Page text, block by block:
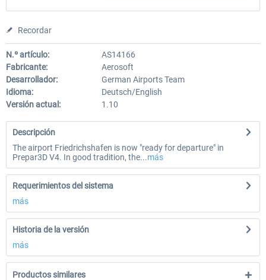
Recordar
N.º artículo:
AS14166
Fabricante:
Aerosoft
Desarrollador:
German Airports Team
Idioma:
Deutsch/English
Versión actual:
1.10
Descripción
The airport Friedrichshafen is now "ready for departure" in
Prepar3D V4. In good tradition, the...más
Requerimientos del sistema
más
Historia de la versión
más
Productos similares